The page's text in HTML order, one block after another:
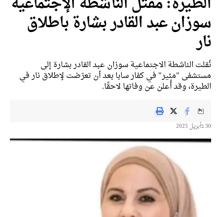
سوزان عبد القادر بشارة باطلاق
نار
نُقلت الناشطة الاجتماعية سوزان عبد القادر بشارة إلى
مستشفى "مئير" في كفار سابا بعد أن تعرّضت لإطلاق نار في
الطيرة، وقد أُعلن عن وفاتها لاحقًا.
30 בأبريل 2025